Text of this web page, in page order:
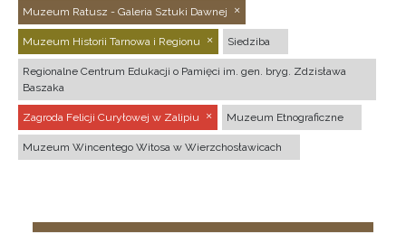
Muzeum Ratusz - Galeria Sztuki Dawnej
Muzeum Historii Tarnowa i Regionu Siedziba
Regionalne Centrum Edukacji o Pamięci im. gen. bryg. Zdzisława
Baszaka
Zagroda Felicji Curyłowej w Zalipiu Muzeum Etnograficzne
Muzeum Wincentego Witosa w Wierzchosławicach